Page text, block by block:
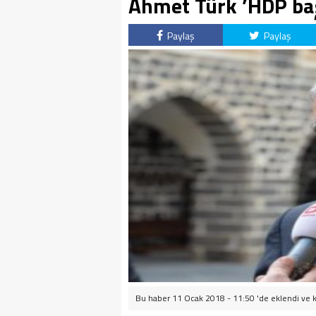
Paylaş Paylaş
Bu haber 11 Ocak 2018 - 11:50 'de eklendi ve